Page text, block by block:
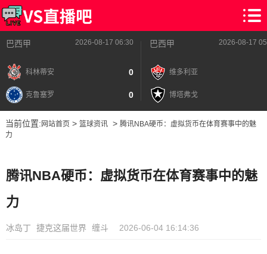
巴西甲 2026-08-17 06:30
科林蒂安 0
克鲁塞罗 0
巴西甲 2026-08-17
维多利亚
博塔弗戈
当前位置: 网站首页> 篮球资讯> 腾讯NBA硬币：虚拟货币在体育赛事中的魅
力
腾讯NBA硬币：虚拟货币在体育赛事中的魅
力
冰岛丁 捷克这届世界 缠斗 2026-06-04 16:14:36